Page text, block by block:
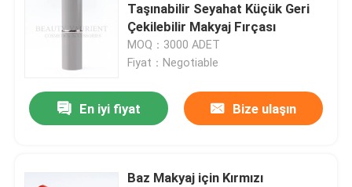
Taşınabilir Seyahat Küçük Geri
Çekilebilir Makyaj Fırçası
MOQ：3000 ADET
Fiyat：Negotiable
En iyi fiyat Bize ulaşın
Baz Makyaj için Kırmızı